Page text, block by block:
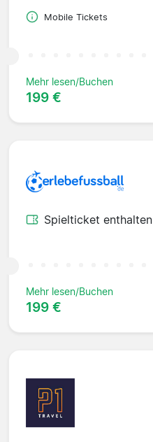
Mobile Tickets
Mehr lesen/Buchen
199 €
Spielticket enthalten
Mehr lesen/Buchen
199 €